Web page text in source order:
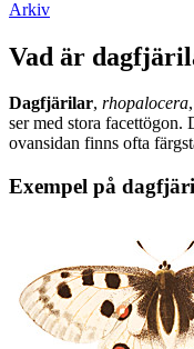
Arkiv
Vad är
Dagfjärilar, rhopalocera
ser med stora facettögon.
ovansidan finns ofta
Exempel på